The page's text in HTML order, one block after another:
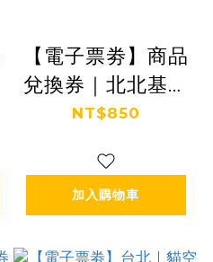
【電子票劵】商品
兌換券｜北北基桃
景點暢遊三日券
NT$850
加入購物車